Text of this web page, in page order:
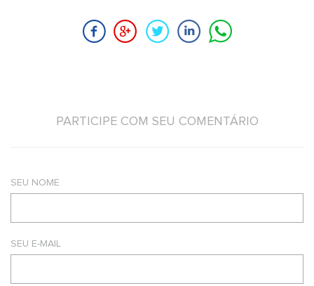
PARTICIPE COM SEU COMENTÁRIO
SEU NOME
SEU E-MAIL